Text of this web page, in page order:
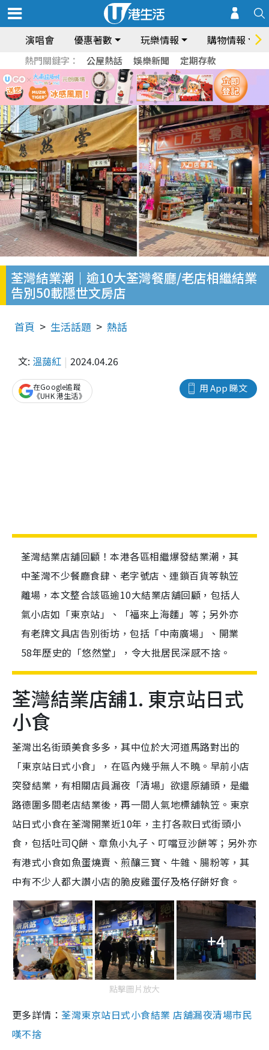
演唱會 優惠著數 玩樂情報 購物情報
熱門關鍵字： 公屋熱話 娛樂新聞 定期存款
荃灣結業潮｜逾10大荃灣餐廳/老店相繼結業
告別50載隱世文房店
首頁 生活話題 熱話
文: 溫藹紅 2024.04.26
用 App 睇文
在Google追蹤
《UHK 港生活》
荃灣結業店舖回顧！本港各區相繼爆發結業潮，其
中荃灣不少餐廳食肆、老字號店、連鎖百貨等執笠
離場，本文整合該區逾10大結業店舖回顧，包括人
氣小店如「東京站」、「福來上海麵」等；另外亦
有老牌文具店告別街坊，包括「中南廣場」、開業
58年歷史的「悠然堂」，令大批居民深感不捨。
荃灣結業店舖1. 東京站日式
小食
荃灣出名街頭美食多多，其中位於大河道馬路對出的
「東京站日式小食」，在區內幾乎無人不曉。早前小店
突發結業，有相關店員漏夜「清場」欲還原舖頭，是繼
路德圍多間老店結業後，再一間人氣地標舖執笠。東京
站日式小食在荃灣開業近10年，主打各款日式街頭小
食，包括吐司Q餅、章魚小丸子、叮噹豆沙餅等；另外亦
有港式小食如魚蛋燒賣、煎釀三寶、牛雜、腸粉等，其
中有不少人都大讚小店的脆皮雞蛋仔及格仔餅好食。
+4
點擊圖片放大
更多詳情： 荃灣東京站日式小食結業 店舖漏夜清場市民
嘆不捨